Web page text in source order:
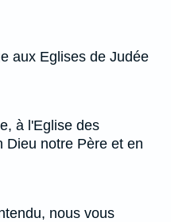
aux Eglises de Judée
à l'Eglise des
Dieu notre Père et en
nous vous